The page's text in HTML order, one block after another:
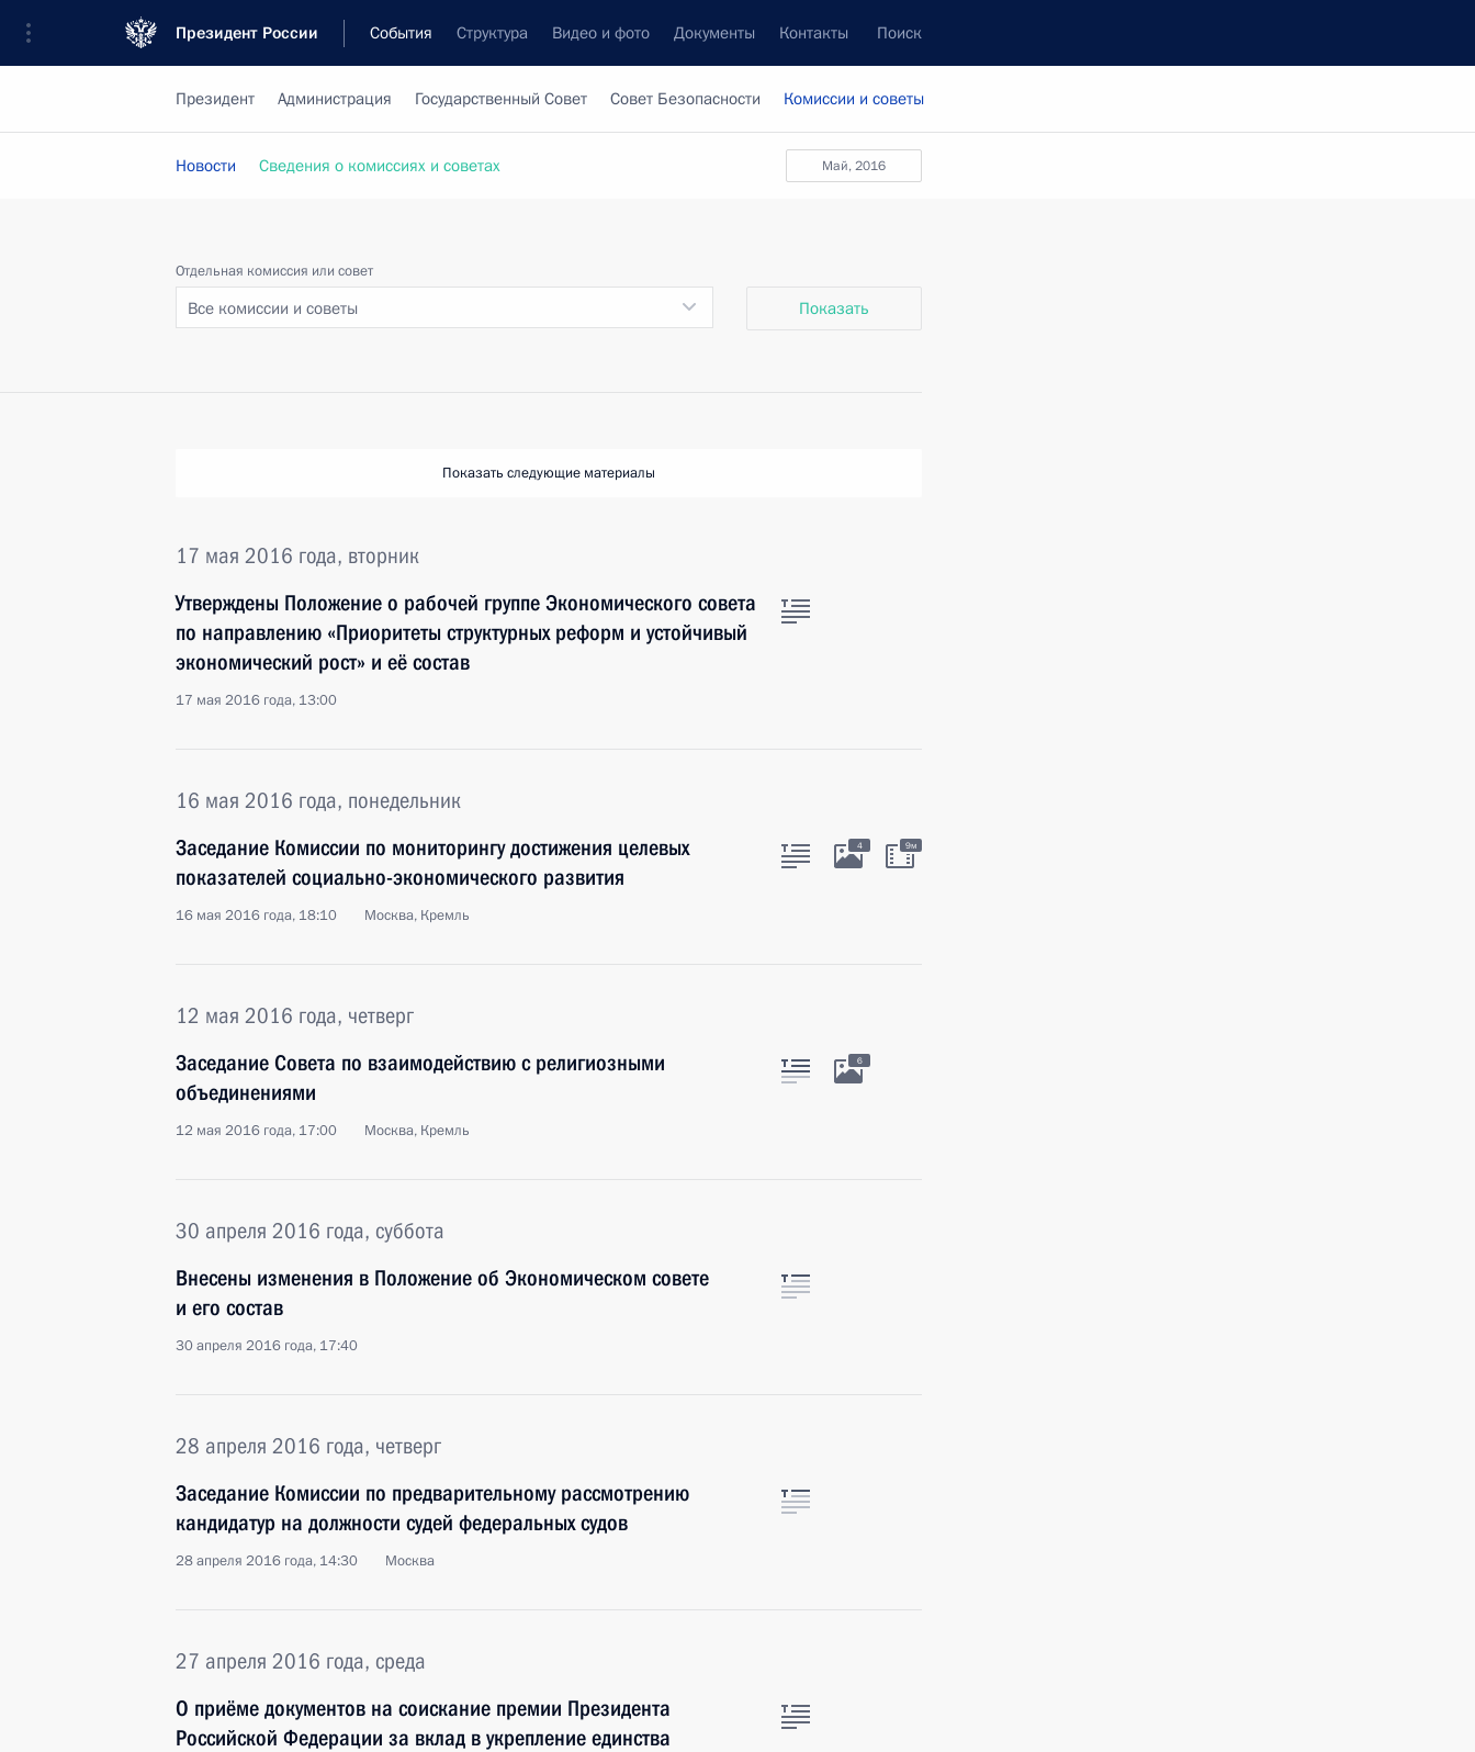
Президент России События Структура Видео и фото Документы Контакты Поиск
Президент Администрация Государственный Совет Совет Безопасности Комиссии и советы
май, 2016
Новости Сведения о комиссиях и советах
Отдельная комиссия или совет
Все комиссии и советы Показать
Показать следующие материалы
17 мая 2016 года, вторник
Утверждены Положение о рабочей группе Экономического совета
по направлению «Приоритеты структурных реформ и устойчивый
экономический рост» и её состав
17 мая 2016 года, 13:00
16 мая 2016 года, понедельник
Заседание Комиссии по мониторингу достижения целевых
показателей социально-экономического развития
16 мая 2016 года, 18:10 Москва, Кремль
4 9м
12 мая 2016 года, четверг
Заседание Совета по взаимодействию с религиозными
объединениями
12 мая 2016 года, 17:00 Москва, Кремль
6
30 апреля 2016 года, суббота
Внесены изменения в Положение об Экономическом совете
и его состав
30 апреля 2016 года, 17:40
28 апреля 2016 года, четверг
Заседание Комиссии по предварительному рассмотрению
кандидатур на должности судей федеральных судов
28 апреля 2016 года, 14:30 Москва
27 апреля 2016 года, среда
О приёме документов на соискание премии Президента
Российской Федерации за вклад в укрепление единства